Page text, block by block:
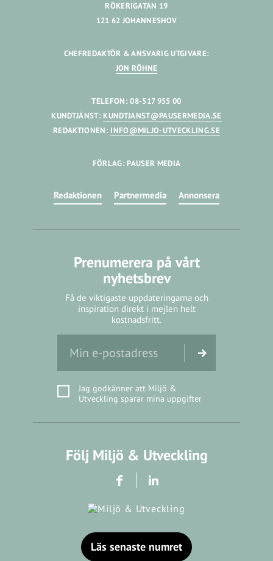
RÖKERIGATAN 19
121 62 JOHANNESHOV
CHEFREDAKTÖR & ANSVARIG UTGIVARE:
JON RÖHNE
TELEFON: 08-517 955 00
KUNDTJÄNST: KUNDTJANST@PAUSERMEDIA.SE
REDAKTIONEN: INFO@MILJO-UTVECKLING.SE
FÖRLAG: PAUSER MEDIA
Redaktionen Partnermedia Annonsera
Prenumerera på vårt
nyhetsbrev
Få de viktigaste uppdateringarna och
inspiration direkt i mejlen helt
kostnadsfritt.
Jag godkänner att Miljö &
Utveckling sparar mina uppgifter
Följ Miljö & Utveckling
Läs senaste numret